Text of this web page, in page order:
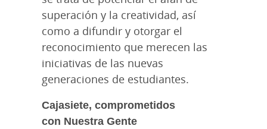
superación y la creatividad, así
como a difundir y otorgar el
reconocimiento que merecen las
iniciativas de las nuevas
generaciones de estudiantes.
Cajasiete, comprometidos
con Nuestra Gente